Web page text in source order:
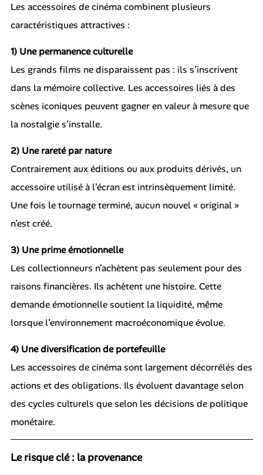
Les accessoires de cinéma combinent plusieurs
caractéristiques attractives :
1) Une permanence culturelle
Les grands films ne disparaissent pas : ils s’inscrivent
dans la mémoire collective. Les accessoires liés à des
scènes iconiques peuvent gagner en valeur à mesure que
la nostalgie s’installe.
2) Une rareté par nature
Contrairement aux éditions ou aux produits dérivés, un
accessoire utilisé à l’écran est intrinsèquement limité.
Une fois le tournage terminé, aucun nouvel « original »
n’est créé.
3) Une prime émotionnelle
Les collectionneurs n’achètent pas seulement pour des
raisons financières. Ils achètent une histoire. Cette
demande émotionnelle soutient la liquidité, même
lorsque l’environnement macroéconomique évolue.
4) Une diversification de portefeuille
Les accessoires de cinéma sont largement décorrélés des
actions et des obligations. Ils évoluent davantage selon
des cycles culturels que selon les décisions de politique
monétaire.
Le risque clé : la provenance